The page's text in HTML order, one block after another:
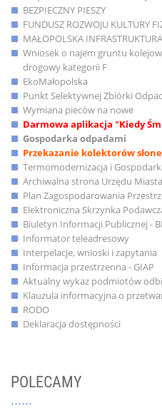
BEZPIECZNY PIESZY
FUNDUSZ ROZWOJU KULTURY
MAŁOPOLSKA
Wniosek o najem gruntu
drogowy kategorii F
EkoMałopolska
Punkt Selektywnej Zbiórki
Wymiana pieców na nowe
Darmowa aplikacja "Kiedy
Gospodarka odpadami
Przekazanie kolektorów
Termomodernizacja i
Archiwalna strona Urzędu
Plan Zagospodarowania
Elektroniczna Skrzynka
Biuletyn Informacji Publicznej -
Informator teleadresowy
Interpelacje, wnioski i zapytania
Informacja przestrzenna - GIAP
Aktualny wykaz podmiotów
Klauzula informacyjna o
RODO
Deklaracja dostępności
POLECAMY